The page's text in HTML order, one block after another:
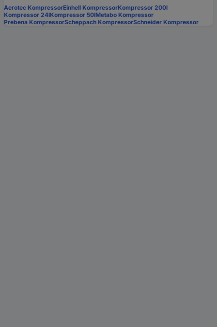
Aerotec KompressorEinhell KompressorKompressor 200l
Kompressor 24lKompressor 50lMetabo Kompressor
Prebena KompressorScheppach KompressorSchneider Kompressor